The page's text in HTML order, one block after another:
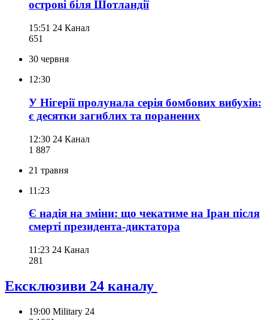
острові біля Шотландії
15:51 24 Канал
651
30 червня
12:30
У Нігерії пролунала серія бомбових вибухів:
є десятки загиблих та поранених
12:30 24 Канал
1 887
21 травня
11:23
Є надія на зміни: що чекатиме на Іран після
смерті президента-диктатора
11:23 24 Канал
281
Ексклюзиви 24 каналу
19:00 Military 24